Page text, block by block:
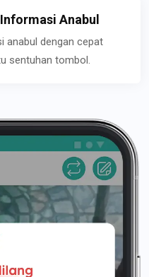
Anabul
anabul dengan cepat
sentuhan tombol.